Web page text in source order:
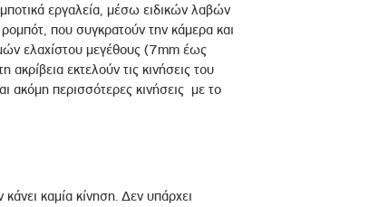
εργαλεία, μέσω ειδικών λαβών
που συγκρατούν την κάμερα και
ελαχίστου μεγέθους (7mm έως
ακρίβεια εκτελούν τις κινήσεις του
ακόμη περισσότερες κινήσεις με το
καμία κίνηση. Δεν υπάρχει